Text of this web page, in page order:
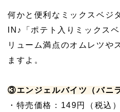
何かと便利なミックスベジ
IN♪「ポテト入りミックス
リューム満点のオムレツや
ますよ。
③エンジェルバイツ（バニ
・特売価格：149円（税込）